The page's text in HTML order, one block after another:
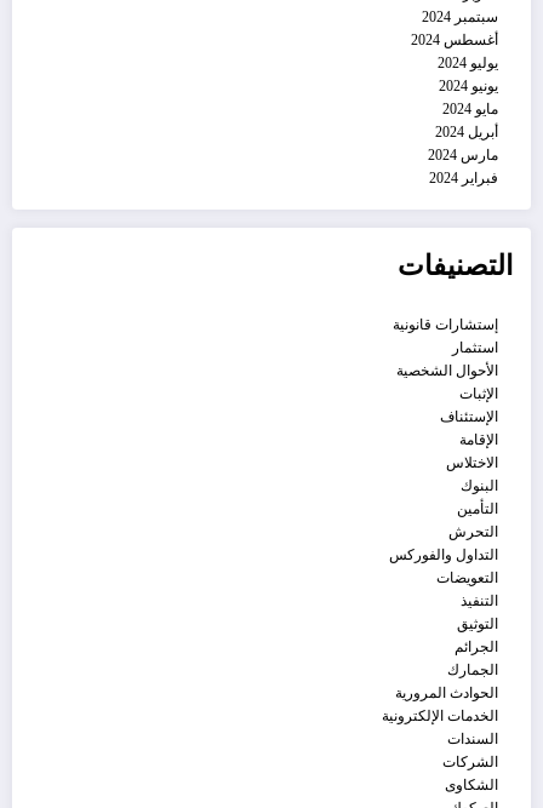
سبتمبر 2024
أغسطس 2024
يوليو 2024
يونيو 2024
مايو 2024
أبريل 2024
مارس 2024
فبراير 2024
التصنيفات
إستشارات قانونية
استثمار
الأحوال الشخصية
الإثبات
الإستئناف
الإقامة
الاختلاس
البنوك
التأمين
التحرش
التداول والفوركس
التعويضات
التنفيذ
التوثيق
الجرائم
الجمارك
الحوادث المرورية
الخدمات الإلكترونية
السندات
الشركات
الشكاوى